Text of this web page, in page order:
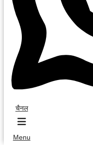
चैनल
Menu